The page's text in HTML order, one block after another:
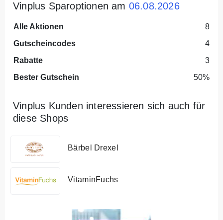
Vinplus Sparoptionen am 06.08.2026
Alle Aktionen
8
Gutscheincodes
4
Rabatte
3
Bester Gutschein
50%
Vinplus Kunden interessieren sich auch für
diese Shops
Bärbel Drexel
VitaminFuchs